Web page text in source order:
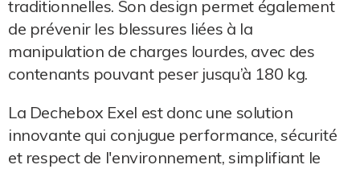
traditionnelles. Son design permet également
de prévenir les blessures liées à la
manipulation de charges lourdes, avec des
contenants pouvant peser jusqu’à 180 kg.
La Dechebox Exel est donc une solution
innovante qui conjugue performance, sécurité
et respect de l'environnement, simplifiant le